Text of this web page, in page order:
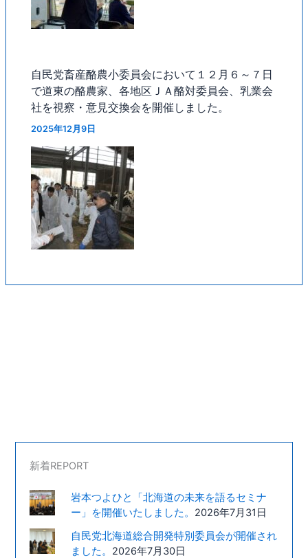
自民党畜産酪農小委員会において１２月６～７日
で道東の酪農家、各地区ＪＡ酪対委員会、乳業会
社を視察・意見交換会を開催しました。
2025年12月9日
新着REPORT
岩本つよひと「北海道の未来を語るセミナ
ー」を開催いたしました。 2026年7月31日
自民党北海道総合開発特別委員会が開催され
ました。 2026年7月30日